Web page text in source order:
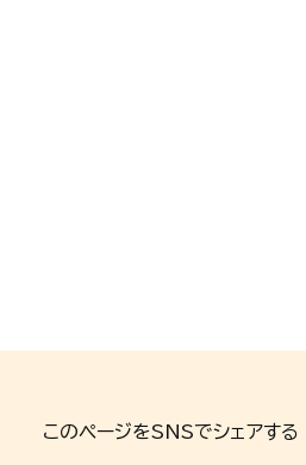
このページをSNSでシェアする